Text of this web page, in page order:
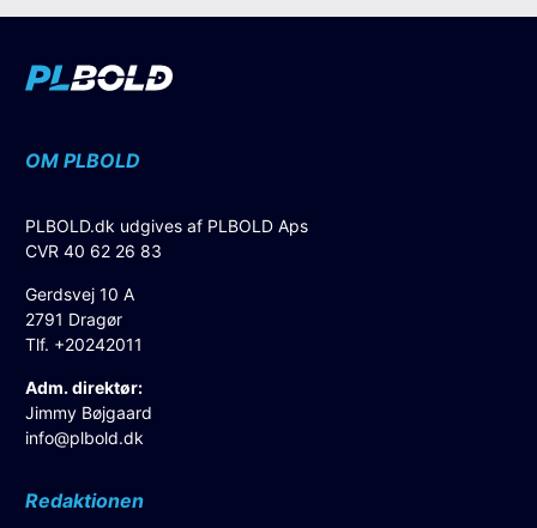
OM PLBOLD
PLBOLD.dk udgives af PLBOLD Aps
CVR 40 62 26 83
Gerdsvej 10 A
2791 Dragør
Tlf. +20242011
Adm. direktør:
Jimmy Bøjgaard
info@plbold.dk
Redaktionen